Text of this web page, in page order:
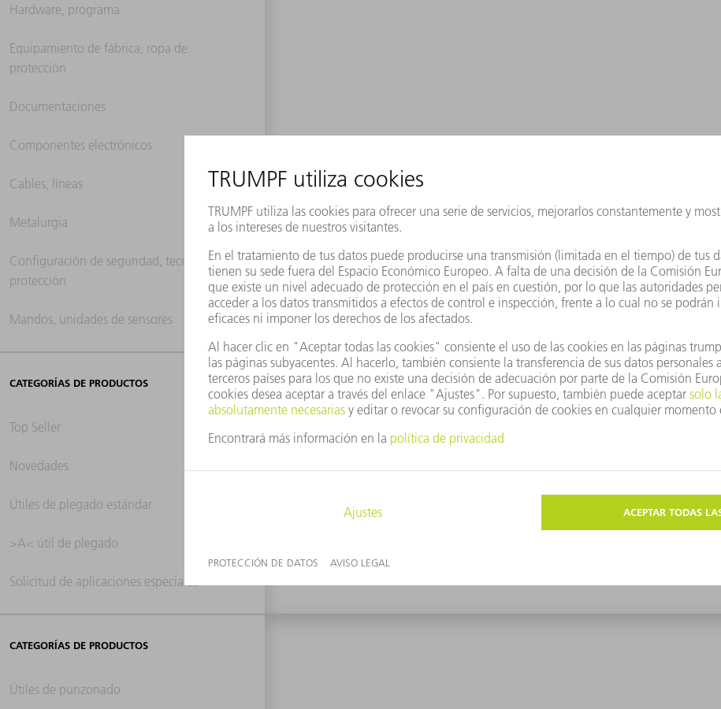
Hardware, programa
Equipamiento de fábrica, ropa de
protección
Documentaciones
Componentes electrónicos
Cables, líneas
Metalurgia
Configuración de seguridad, tecnología de
protección
Mandos, unidades de sensores
CATEGORÍAS DE PRODUCTOS
Top Seller
Novedades
Útiles de plegado estándar
>A< útil de plegado
Solicitud de aplicaciones especiales
CATEGORÍAS DE PRODUCTOS
Útiles de punzonado